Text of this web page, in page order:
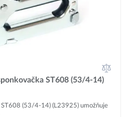
ST608 (53/4-14)
ST608 (53/4-14) (L23925) umožňuje